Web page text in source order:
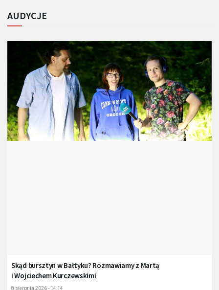
AUDYCJE
Skąd bursztyn w Bałtyku? Rozmawiamy z Martą
i Wojciechem Kurczewskimi
8 sierpnia 2026 - 14:14